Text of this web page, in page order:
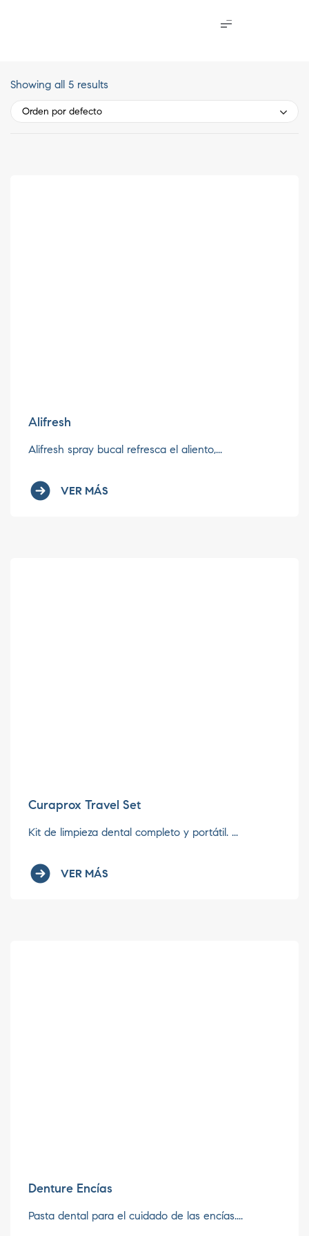
Showing all 5 results
Orden por defecto
Alifresh
Alifresh spray bucal refresca el aliento,...
VER MÁS
Curaprox Travel Set
Kit de limpieza dental completo y portátil. ...
VER MÁS
Denture Encías
Pasta dental para el cuidado de las encías....